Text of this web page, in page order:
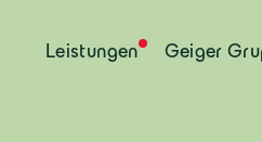
Leistungen Geiger